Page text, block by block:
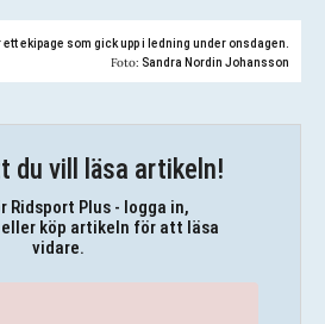
ekipage som gick upp i ledning under onsdagen.
Foto: Sandra Nordin Johansson
du vill läsa artikeln!
Ridsport Plus - logga in,
köp artikeln för att läsa
vidare.